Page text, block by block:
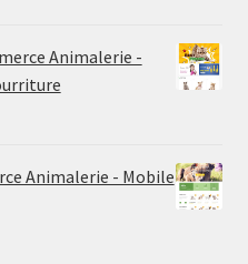
Animalerie -
Animalerie - Mobile